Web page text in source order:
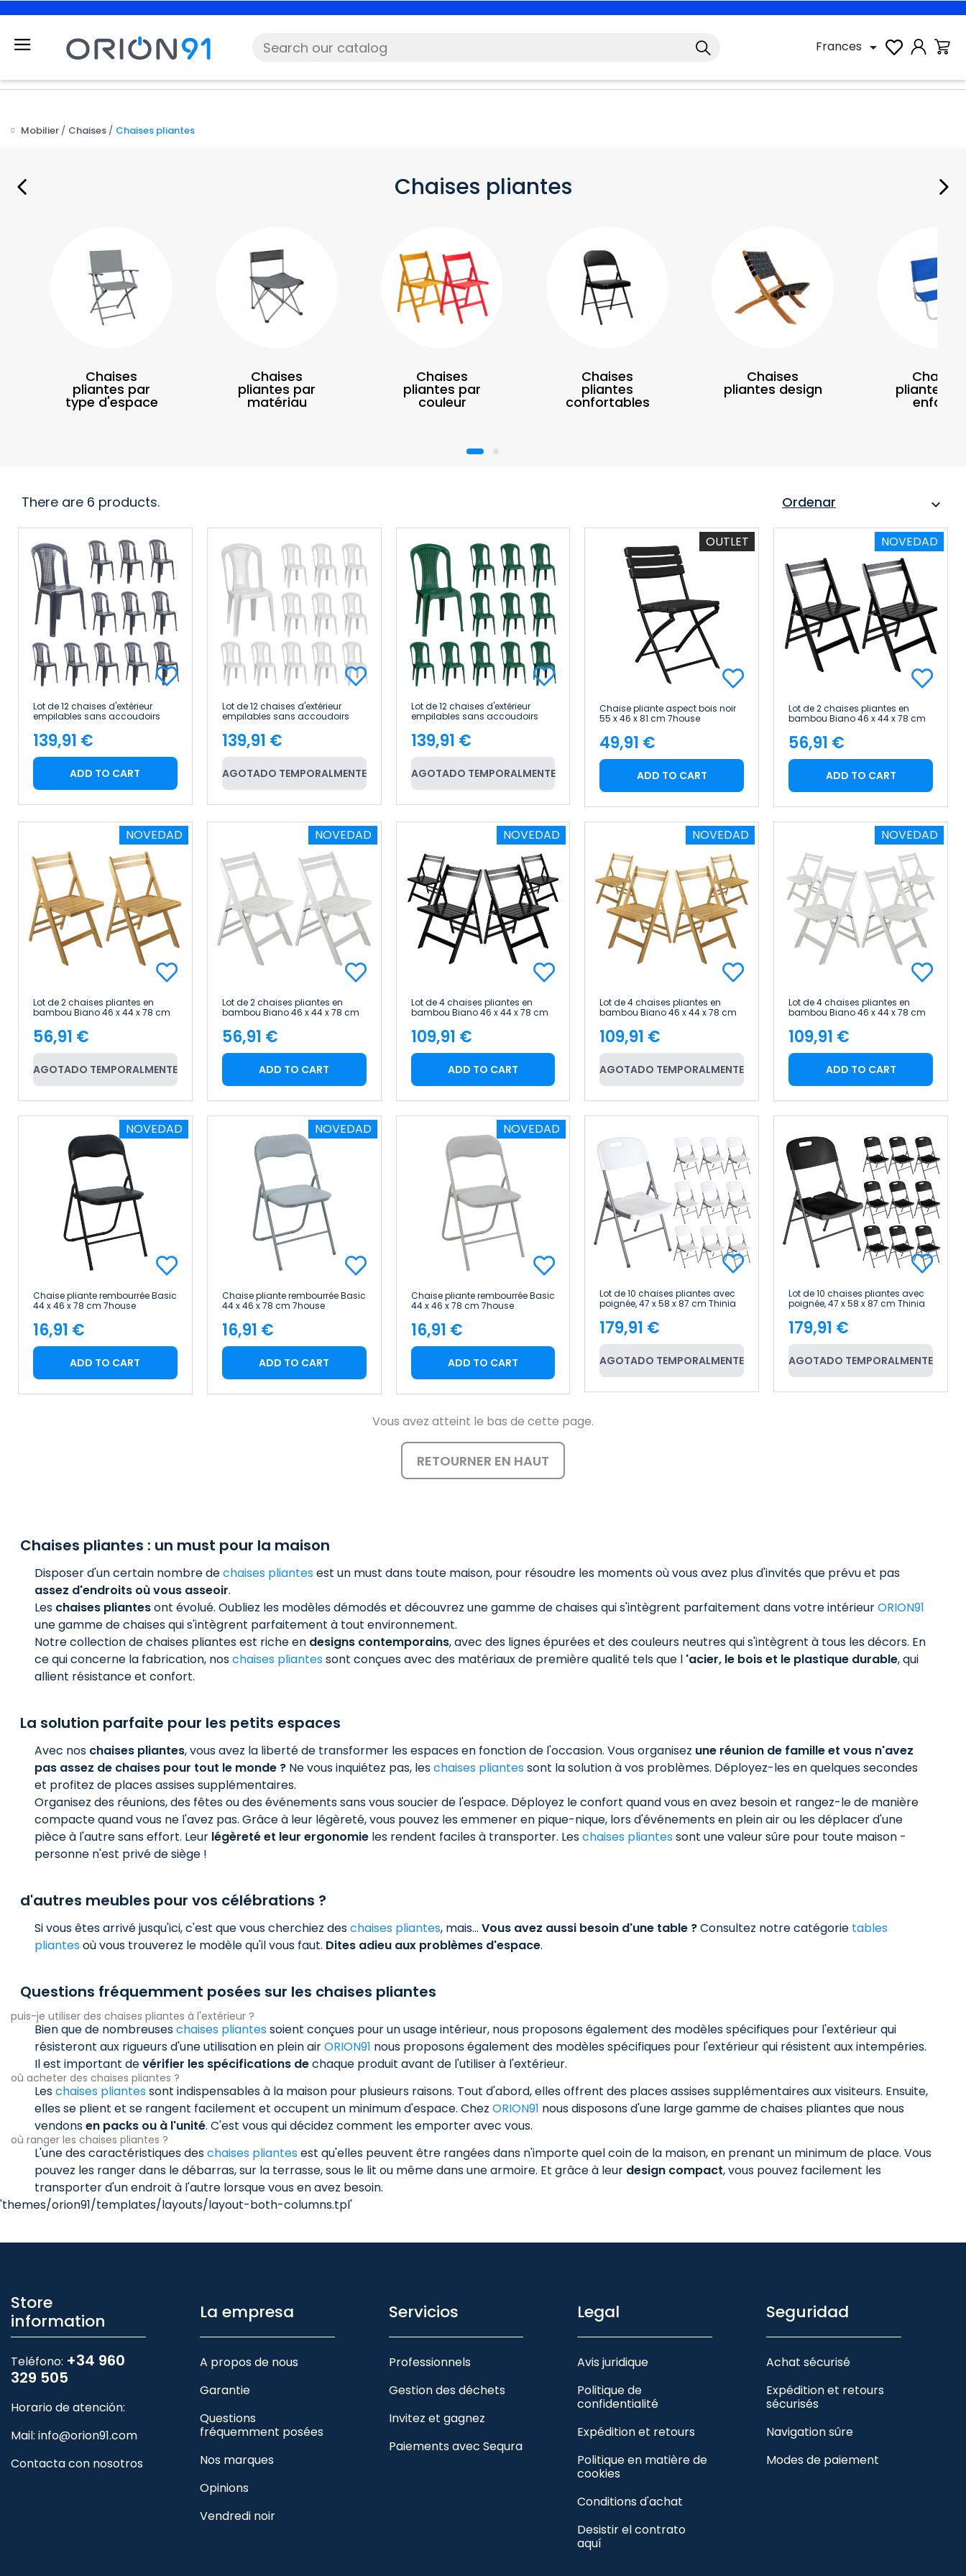
Frances 
Mobilier Chaises Chaises pliantes
Chaises pliantes
Chaises
pliantes par
type d'espace
Chaises
pliantes par
matériau
Chaises
pliantes par
couleur
Chaises
pliantes
confortables
Chaises
pliantes design
Chaises
pliantes
enfants
1
There are 6 products. Ordenar expand_more
Lot de 12 chaises d'extérieur
empilables sans accoudoirs
Price
139,91 €
ADD TO CART
Lot de 12 chaises d'extérieur
empilables sans accoudoirs
Price
139,91 €
AGOTADO TEMPORALMENTE
Lot de 12 chaises d'extérieur
empilables sans accoudoirs
Price
139,91 €
AGOTADO TEMPORALMENTE
OUTLET
Chaise pliante aspect bois noir
55 x 46 x 81 cm 7house
Price
49,91 €
ADD TO CART
NOVEDAD
Lot de 2 chaises pliantes en
bambou Biano 46 x 44 x 78 cm
Price
56,91 €
ADD TO CART
NOVEDAD
Lot de 2 chaises pliantes en
bambou Biano 46 x 44 x 78 cm
Price
56,91 €
AGOTADO TEMPORALMENTE
NOVEDAD
Lot de 2 chaises pliantes en
bambou Biano 46 x 44 x 78 cm
Price
56,91 €
ADD TO CART
NOVEDAD
Lot de 4 chaises pliantes en
bambou Biano 46 x 44 x 78 cm
Price
109,91 €
ADD TO CART
NOVEDAD
Lot de 4 chaises pliantes en
bambou Biano 46 x 44 x 78 cm
Price
109,91 €
AGOTADO TEMPORALMENTE
NOVEDAD
Lot de 4 chaises pliantes en
bambou Biano 46 x 44 x 78 cm
Price
109,91 €
ADD TO CART
NOVEDAD
Chaise pliante rembourrée Basic
44 x 46 x 78 cm 7house
Price
16,91 €
ADD TO CART
NOVEDAD
Chaise pliante rembourrée Basic
44 x 46 x 78 cm 7house
Price
16,91 €
ADD TO CART
NOVEDAD
Chaise pliante rembourrée Basic
44 x 46 x 78 cm 7house
Price
16,91 €
ADD TO CART
Lot de 10 chaises pliantes avec
poignée, 47 x 58 x 87 cm Thinia
Price
179,91 €
AGOTADO TEMPORALMENTE
Lot de 10 chaises pliantes avec
poignée, 47 x 58 x 87 cm Thinia
Price
179,91 €
AGOTADO TEMPORALMENTE
Vous avez atteint le bas de cette page.
RETOURNER EN HAUT
Chaises pliantes : un must pour la maison
Disposer d'un certain nombre dechaises pliantesest un must dans toute maison, pour résoudre les moments où vous avez plus d'invités que prévu et pas
assez d'endroits où vous asseoir.
Les chaises pliantesont évolué. Oubliez les modèles démodés et découvrez une gamme de chaises qui s'intègrent parfaitement dans votre intérieurORION91
une gamme de chaises qui s'intègrent parfaitement à tout environnement.
Notre collection de chaises pliantes est riche en designs contemporains, avec des lignes épurées et des couleurs neutres qui s'intègrent à tous les décors. En
ce qui concerne la fabrication, noschaises pliantessont conçues avec des matériaux de première qualité tels que l 'acier, le bois et le plastique durable, qui
allient résistance et confort.
La solution parfaite pour les petits espaces
Avec nos chaises pliantes, vous avez la liberté de transformer les espaces en fonction de l'occasion. Vous organisez une réunion de famille et vous n'avez
pas assez de chaises pour tout le monde ?Ne vous inquiétez pas, leschaises pliantessont la solution à vos problèmes. Déployez-les en quelques secondes
et profitez de places assises supplémentaires.
Organisez des réunions, des fêtes ou des événements sans vous soucier de l'espace. Déployez le confort quand vous en avez besoin et rangez-le de manière
compacte quand vous ne l'avez pas. Grâce à leur légèreté, vous pouvez les emmener en pique-nique, lors d'événements en plein air ou les déplacer d'une
pièce à l'autre sans effort. Leur légèreté et leur ergonomieles rendent faciles à transporter. Leschaises pliantessont une valeur sûre pour toute maison -
personne n'est privé de siège !
d'autres meubles pour vos célébrations ?
Si vous êtes arrivé jusqu'ici, c'est que vous cherchiez deschaises pliantes, mais... Vous avez aussi besoin d'une table ?Consultez notre catégorie tables
pliantesoù vous trouverez le modèle qu'il vous faut. Dites adieu aux problèmes d'espace.
Questions fréquemment posées sur les chaises pliantes
puis-je utiliser des chaises pliantes à l'extérieur ?
Bien que de nombreuseschaises pliantessoient conçues pour un usage intérieur, nous proposons également des modèles spécifiques pour l'extérieur qui
résisteront aux rigueurs d'une utilisation en plein airORION91 nous proposons également des modèles spécifiques pour l'extérieur qui résistent aux intempéries.
Il est important devérifier les spécifications dechaque produit avant de l'utiliser à l'extérieur.
où acheter des chaises pliantes ?
Leschaises pliantessont indispensables à la maison pour plusieurs raisons. Tout d'abord, elles offrent des places assises supplémentaires aux visiteurs. Ensuite,
elles se plient et se rangent facilement et occupent un minimum d'espace. Chez ORION91 nous disposons d'une large gamme de chaises pliantes que nous
vendonsen packs ou à l'unité. C'est vous qui décidez comment les emporter avec vous.
où ranger les chaises pliantes ?
L'une des caractéristiques deschaises pliantesest qu'elles peuvent être rangées dans n'importe quel coin de la maison, en prenant un minimum de place. Vous
pouvez les ranger dans le débarras, sur la terrasse, sous le lit ou même dans une armoire. Et grâce à leur design compact, vous pouvez facilement les
transporter d'un endroit à l'autre lorsque vous en avez besoin.
'themes/orion91/templates/layouts/layout-both-columns.tpl'
Store
information
Teléfono: +34 960
329 505
Horario de atención:
Mail: info@orion91.com
Contacta con nosotros
La empresa
A propos de nous
Garantie
Questions
fréquemment posées
Nos marques
Opinions
Vendredi noir
Servicios
Professionnels
Gestion des déchets
Invitez et gagnez
Paiements avec Sequra
Legal
Avis juridique
Politique de
confidentialité
Expédition et retours
Politique en matière de
cookies
Conditions d'achat
Desistir el contrato
aquí
Seguridad
Achat sécurisé
Expédition et retours
sécurisés
Navigation sûre
Modes de paiement